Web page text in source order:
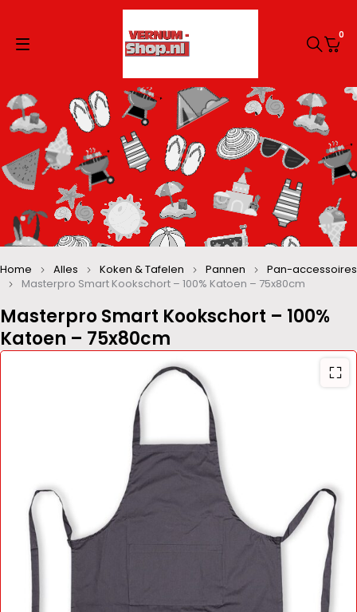
0
Masterpro Smart Kookschort – 100%
Katoen – 75x80cm
Home Alles Koken & Tafelen Pannen
Pan-accessoires
Masterpro Smart Kookschort – 100% Katoen – 75x80cm